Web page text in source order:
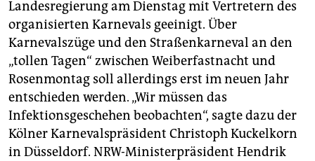
Landesregierung am Dienstag mit Vertretern des
organisierten Karnevals geeinigt. Über
Karnevalszüge und den Straßenkarneval an den
„tollen Tagen“ zwischen Weiberfastnacht und
Rosenmontag soll allerdings erst im neuen Jahr
entschieden werden. „Wir müssen das
Infektionsgeschehen beobachten“, sagte dazu der
Kölner Karnevalspräsident Christoph Kuckelkorn
in Düsseldorf. NRW-Ministerpräsident Hendrik